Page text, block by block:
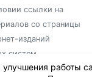
ссылки на
со страницы
изданий
систем
работы